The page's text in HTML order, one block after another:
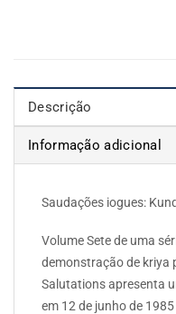
Descrição
Informação adicional
Saudações iogues:
Volume Sete de uma
demonstração de kriya
Salutations apresenta
em 12 de junho de